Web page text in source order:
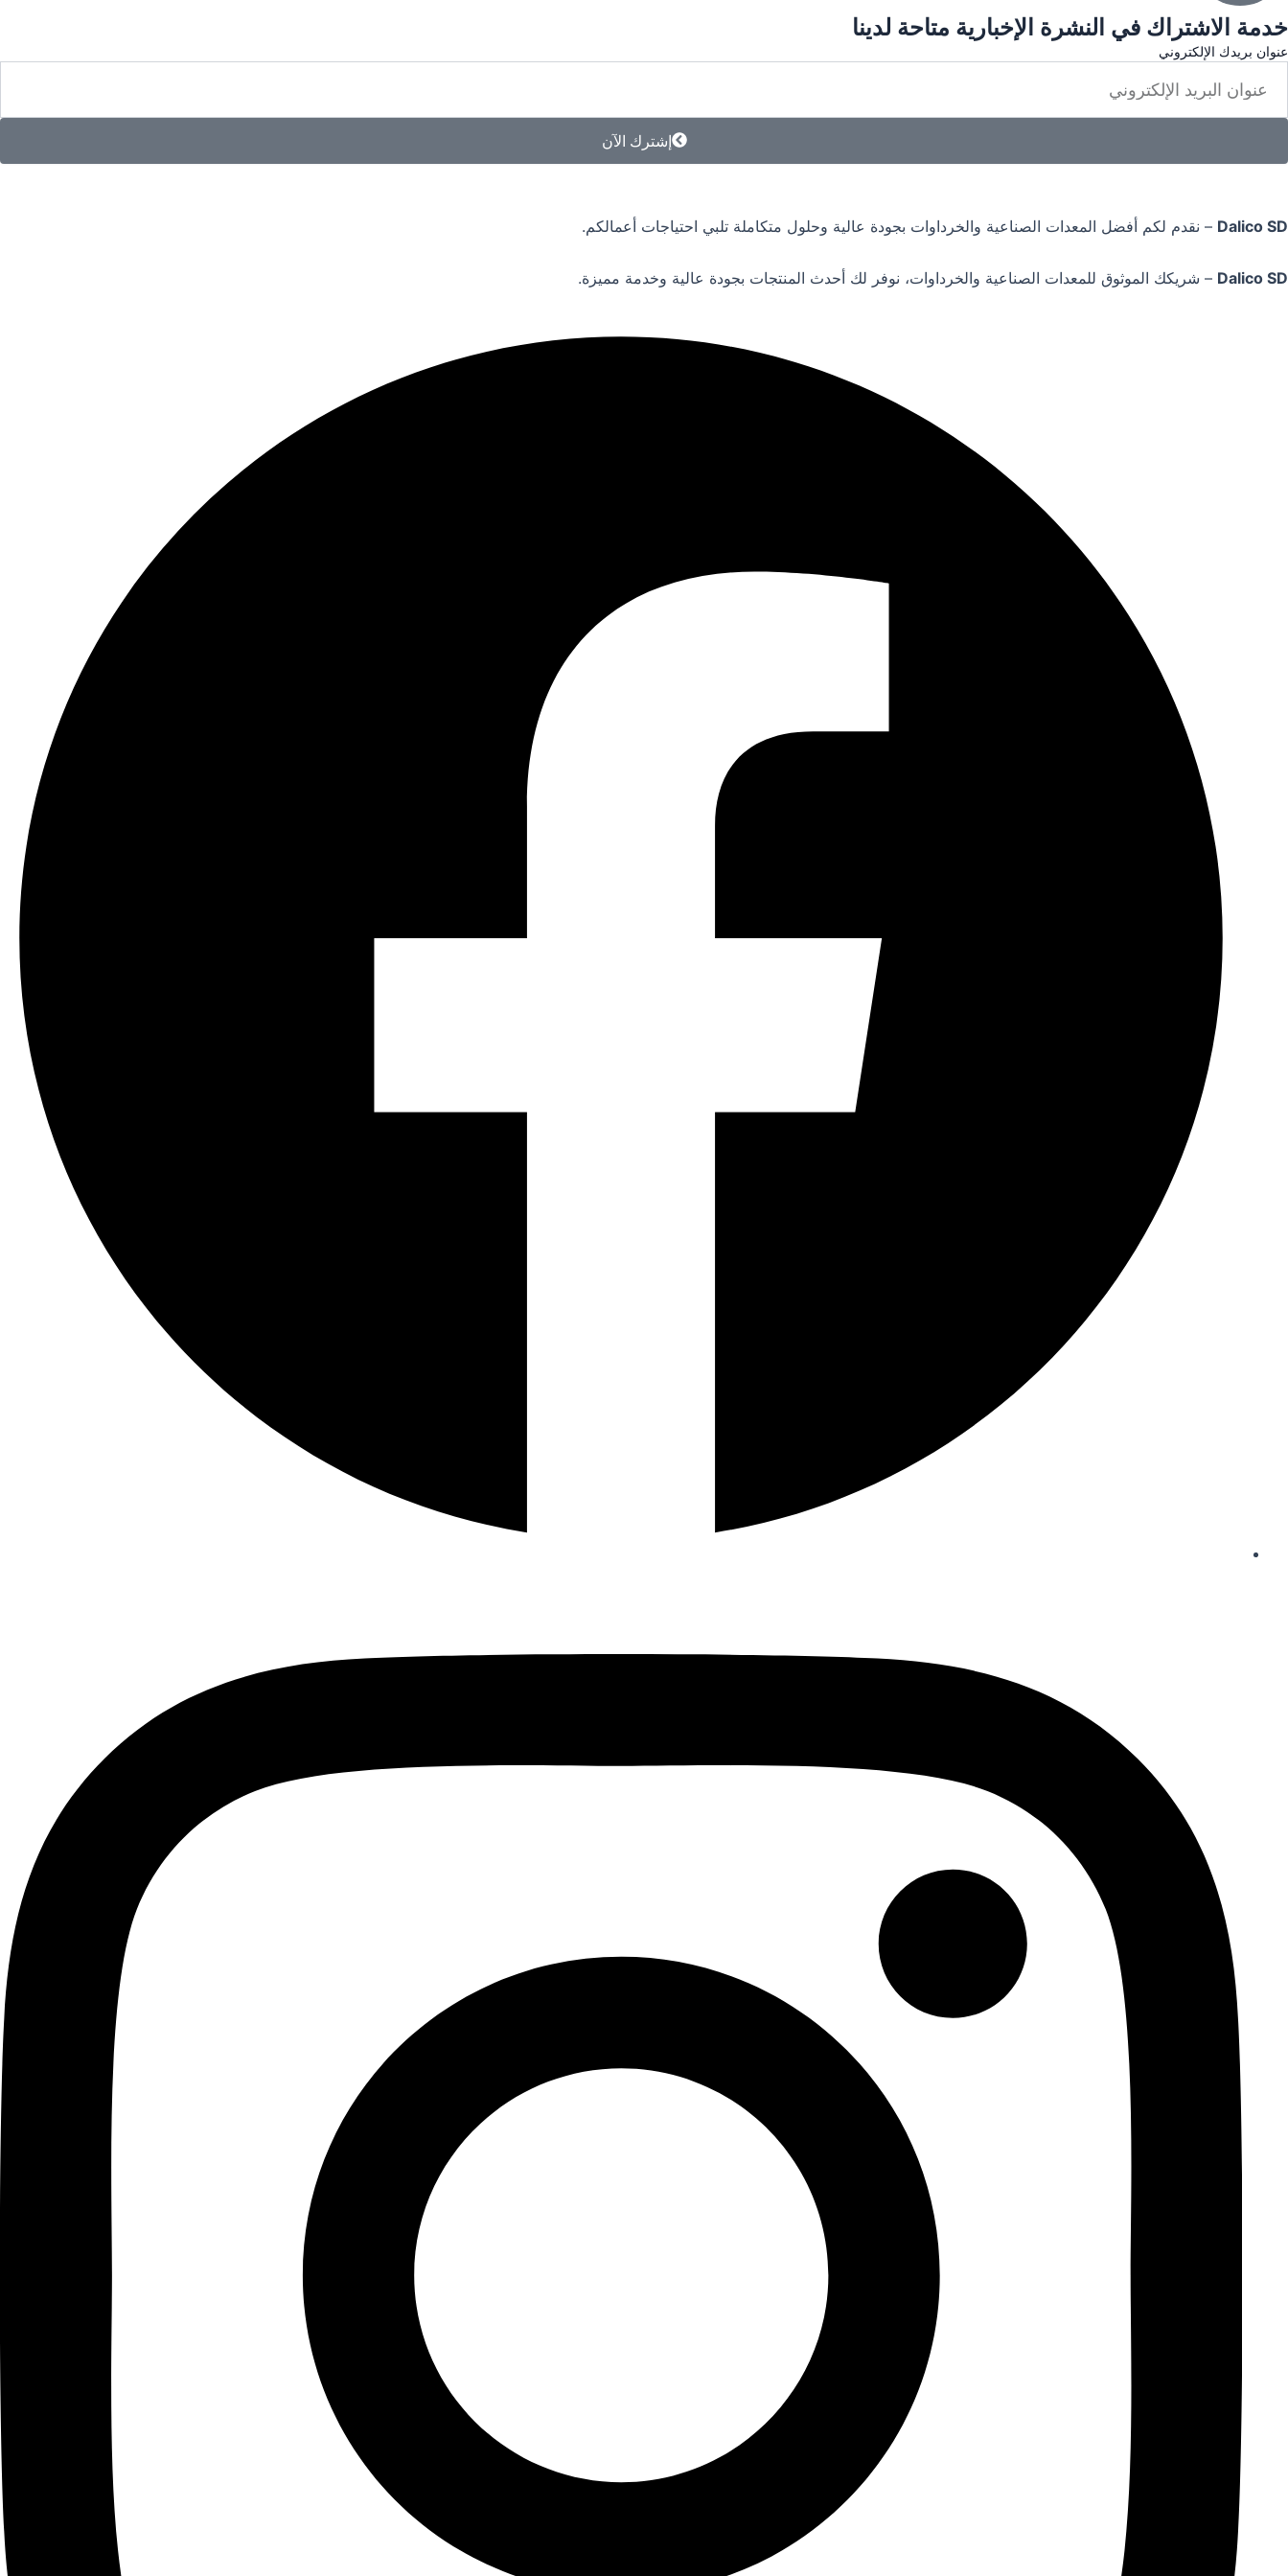
خدمة الاشتراك في النشرة الإخبارية متاحة لدينا
عنوان بريدك الإلكتروني
إشترك الآن
Dalico SD – نقدم لكم أفضل المعدات الصناعية والخرداوات بجودة عالية وحلول متكاملة تلبي احتياجات أعمالكم.
Dalico SD – شريكك الموثوق للمعدات الصناعية والخرداوات، نوفر لك أحدث المنتجات بجودة عالية وخدمة مميزة.